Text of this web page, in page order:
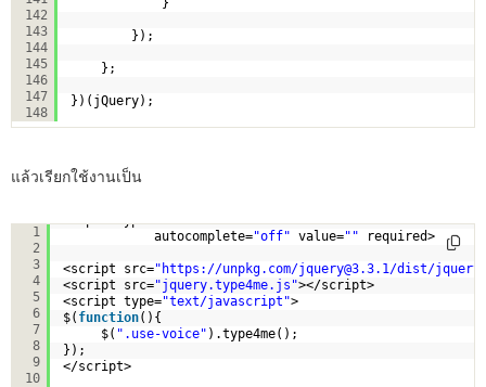
142
143
144
145
146
147
148
});
};
})(jQuery);
แล้วเรียกใช้งานเป็น
1
2
3
4
5
6
7
8
9
10
autocomplete="off" value="" required>
<script src=" https://unpkg.com/jquery@3.3.1/dist/
<script src="jquery.type4me.js"></script>
<script type="text/javascript">
$( function(){
$( ".use-voice" ).type4me();
});
</script>